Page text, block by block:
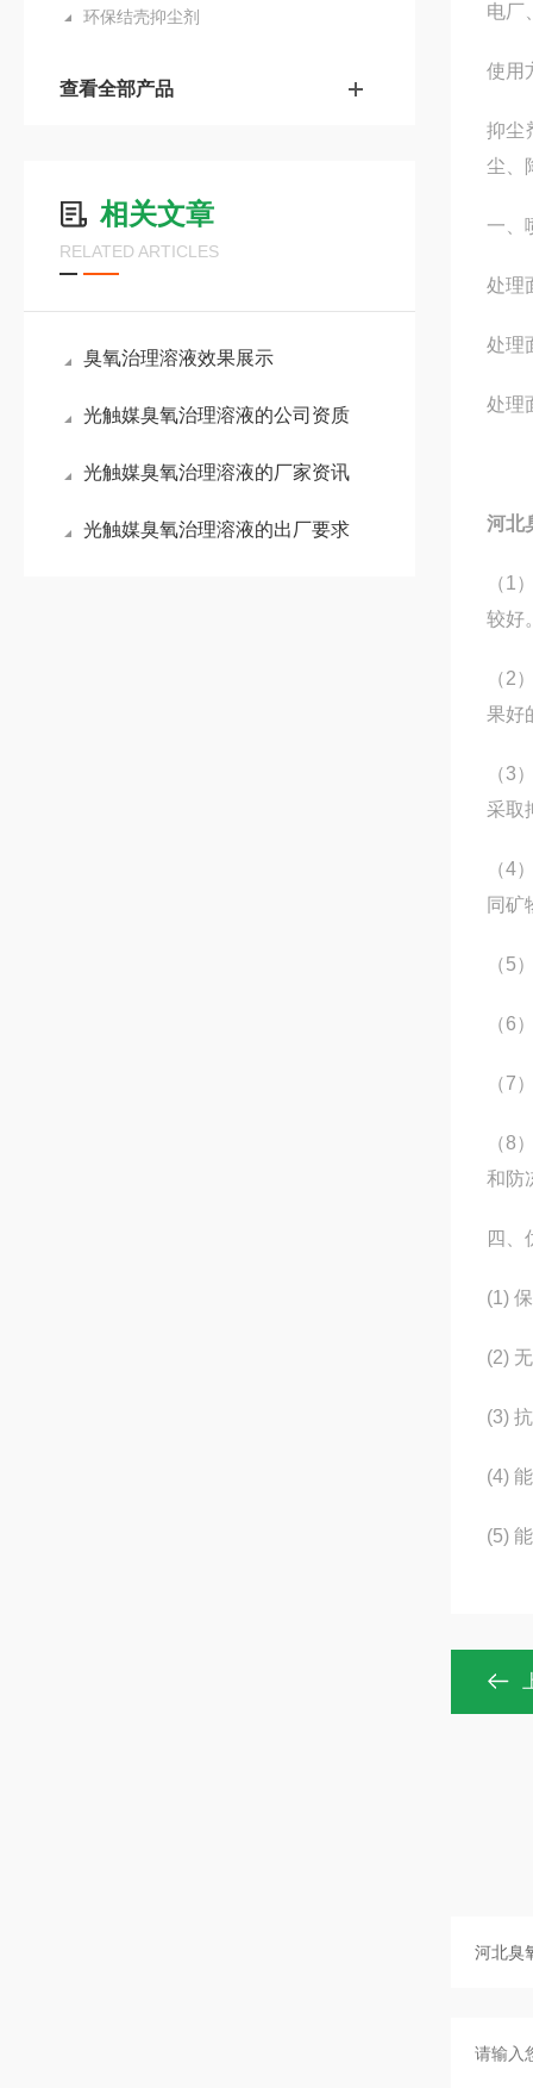
环保结壳抑尘剂
查看全部产品
相关文章
RELATED ARTICLES
臭氧治理溶液效果展示
光触媒臭氧治理溶液的公司资质
光触媒臭氧治理溶液的厂家资讯
光触媒臭氧治理溶液的出厂要求
电厂
使用
抑尘
尘、
一、
处理
处理
处理
河北
（1
较好
（2
果好
（3
采取
（4
同矿
（5
（6
（7
（8
和防
四、
(1)
(2)
(3)
(4)
(5)